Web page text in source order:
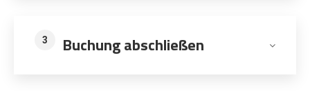
3 Buchung abschließen